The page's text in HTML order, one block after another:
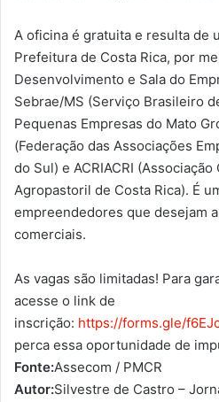
A oficina é gratuita e resulta de
Prefeitura de Costa Rica, por
Desenvolvimento e Sala do
Sebrae/MS (Serviço Brasileiro
Pequenas Empresas do Mato
(Federação das Associações
do Sul) e ACRIACRI
Agropastoril de Costa Rica). É
empreendedores que desejam
comerciais.
As vagas são limitadas! Para
acesse o link de
inscrição: https://forms.gle/
perca essa oportunidade de
Fonte:Assecom / PMCR
Autor:Silvestre de Castro –